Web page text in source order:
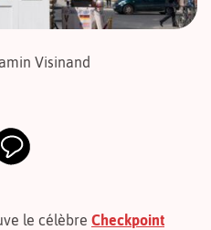
Visinand
le célèbre Checkpoint